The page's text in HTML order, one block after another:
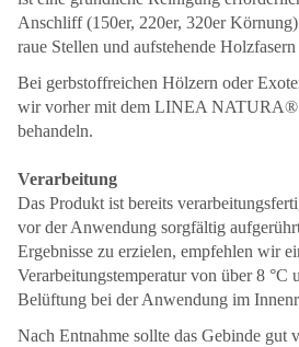
Anschliff (150er, 220er, 320er
raue Stellen und aufstehende
Bei gerbstoffreichen Hölzern oder
wir vorher mit dem LINEA NATURA®
behandeln.
Verarbeitung
Das Produkt ist bereits
vor der Anwendung sorgfältig
Ergebnisse zu erzielen, empfehlen wir
Verarbeitungstemperatur von über 8 °C
Belüftung bei der Anwendung im
Nach Entnahme sollte das Gebinde gut